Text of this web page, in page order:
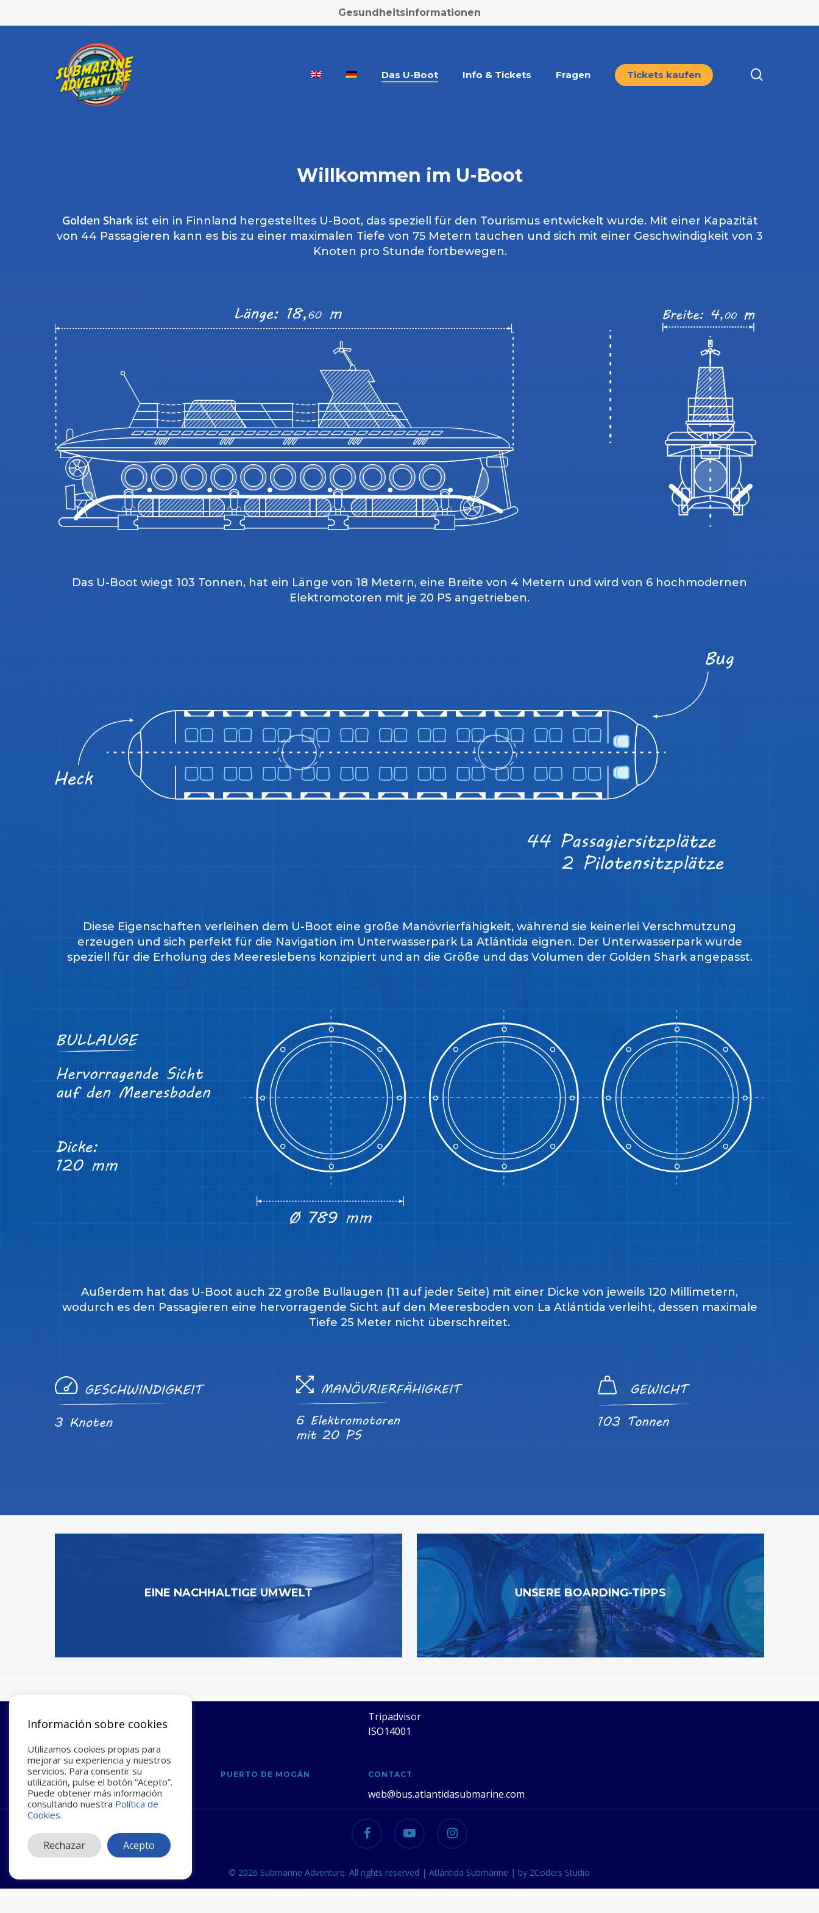
Gesundheitsinformationen
Presiona enter para buscar o ESC para cerrar
Das U-Boot Info & Tickets Fragen Tickets kaufen
Willkommen im U-Boot
Golden Sharkist ein in Finnland hergestelltes U-Boot, das speziell für den Tourismus entwickelt wurde. Mit einer Kapazität
von 44 Passagieren kann es bis zu einer maximalen Tiefe von 75 Metern tauchen und sich mit einer Geschwindigkeit von 3
Knoten pro Stunde fortbewegen.
Das U-Boot wiegt 103 Tonnen, hat ein Länge von 18 Metern, eine Breite von 4 Metern und wird von 6 hochmodernen
Elektromotoren mit je 20 PS angetrieben.
Diese Eigenschaften verleihen dem U-Boot eine große Manövrierfähigkeit, während sie keinerlei Verschmutzung
erzeugen und sich perfekt für die Navigation im Unterwasserpark La Atlántida eignen. Der Unterwasserpark wurde
speziell für die Erholung des Meereslebens konzipiert und an die Größe und das Volumen der Golden Shark angepasst.
Außerdem hat das U-Boot auch 22 große Bullaugen (11 auf jeder Seite) mit einer Dicke von jeweils 120 Millimetern,
wodurch es den Passagieren eine hervorragende Sicht auf den Meeresboden von La Atlántida verleiht, dessen maximale
Tiefe 25 Meter nicht überschreitet.
EINE NACHHALTIGE UMWELT UNSERE BOARDING-TIPPS
Tripadvisor
ISO14001
PUERTO DE MOGÁN CONTACT
web@bus.atlantidasubmarine.com
facebook youtube instagram
© 2026 Submarine Adventure. All rights reserved | Atlántida Submarine | by 2Coders Studio
Información sobre cookies
Utilizamos cookies propias para
mejorar su experiencia y nuestros
servicios. Para consentir su
utilización, pulse el botón “Acepto”.
Puede obtener más información
consultando nuestra Política de
Cookies.
Rechazar Acepto